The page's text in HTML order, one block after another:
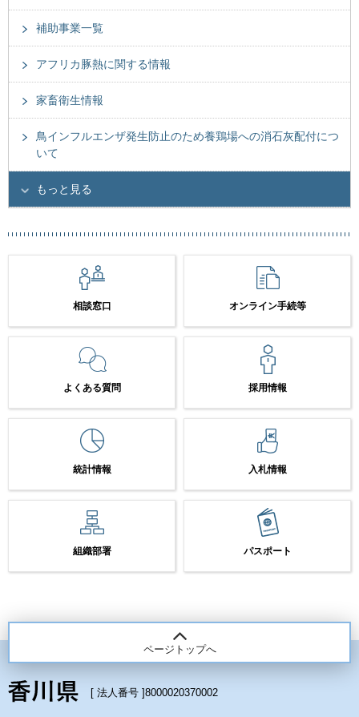
補助事業一覧
アフリカ豚熱に関する情報
家畜衛生情報
鳥インフルエンザ発生防止のため養鶏場への消石灰配付につ
いて
もっと見る
相談窓口 オンライン手続等
よくある質問 採用情報
統計情報 入札情報
組織部署 パスポート
ページトップへ
[ 法人番号 ]8000020370002